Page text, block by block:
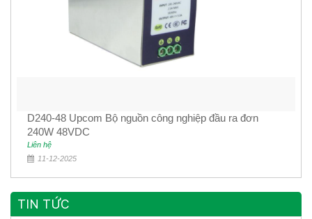
D240-48 Upcom Bộ nguồn công nghiệp đầu ra đơn
240W 48VDC
Liên hệ
11-12-2025
TIN TỨC